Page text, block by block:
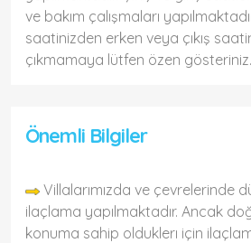
ve bakım çalışmaları
saatinizden erken veya çıkış
çıkmamaya lütfen özen gösteriniz.
Önemli Bilgiler
Villalarımızda ve çevrelerinde
ilaçlama yapılmaktadır. Ancak
konuma sahip olduklerı için